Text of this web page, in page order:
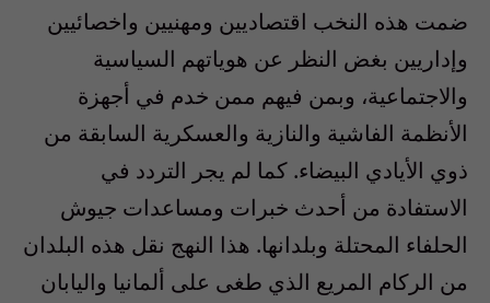
ضمت هذه النخب اقتصاديين ومهنيين واخصائيين
وإداريين بغض النظر عن هوياتهم السياسية
والاجتماعية، وبمن فيهم ممن خدم في أجهزة
الأنظمة الفاشية والنازية والعسكرية السابقة من
ذوي الأيادي البيضاء. كما لم يجر التردد في
الاستفادة من أحدث خبرات ومساعدات جيوش
الحلفاء المحتلة وبلدانها. هذا النهج نقل هذه البلدان
من الركام المريع الذي طغى على ألمانيا واليابان